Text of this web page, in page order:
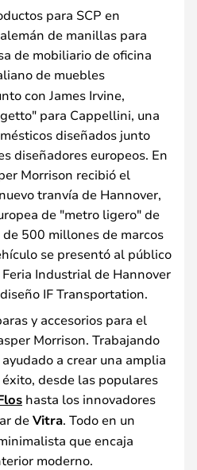
para SCP en
de manillas para
de mobiliario de oficina
de muebles
con James Irvine,
para Cappellini, una
diseñados junto
diseñadores europeos. En
Morrison recibió el
tranvía de Hannover,
de "metro ligero" de
de 500 millones de marcos
se presentó al público
Industrial de Hannover
IF Transportation.
y accesorios para el
Morrison. Trabajando
a crear una amplia
desde las populares
hasta los innovadores
deVitra. Todo en un
que encaja
moderno.